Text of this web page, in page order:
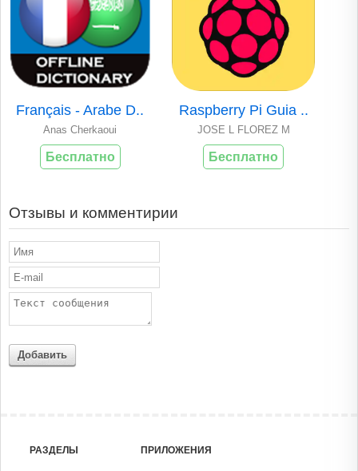
Français - Arabe D..
Anas Cherkaoui
Бесплатно
Raspberry Pi Guia ..
JOSE L FLOREZ M
Бесплатно
Отзывы и комментирии
Добавить
РАЗДЕЛЫ ПРИЛОЖЕНИЯ